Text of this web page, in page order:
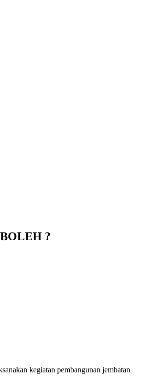
?
kegiatan pembangunan jembatan